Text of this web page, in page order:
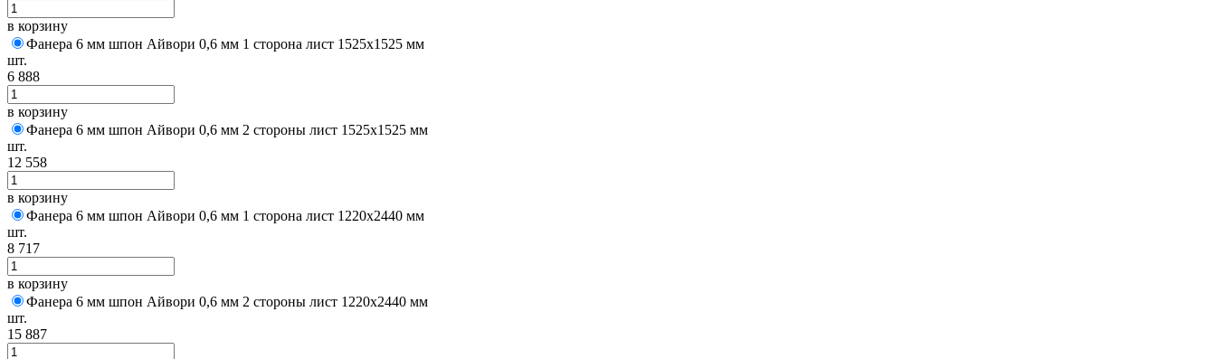
в корзину
Фанера 6 мм шпон Айвори 0,6 мм 1 сторона лист 1525х1525 мм
шт.
6 888
в корзину
Фанера 6 мм шпон Айвори 0,6 мм 2 стороны лист 1525х1525 мм
шт.
12 558
в корзину
Фанера 6 мм шпон Айвори 0,6 мм 1 сторона лист 1220х2440 мм
шт.
8 717
в корзину
Фанера 6 мм шпон Айвори 0,6 мм 2 стороны лист 1220х2440 мм
шт.
15 887